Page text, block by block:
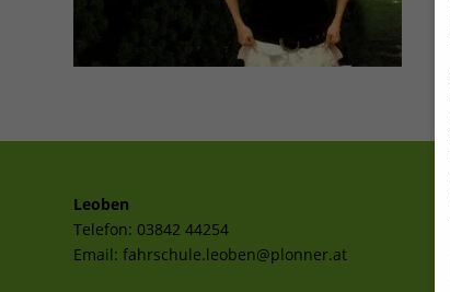
Leoben
Telefon: 03842 44254
Email: fahrschule.leoben@plonner.at